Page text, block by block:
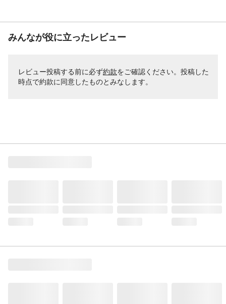
みんなが役に立ったレビュー
レビュー投稿する前に必ず約款をご確認ください。投稿した
時点で約款に同意したものとみなします。